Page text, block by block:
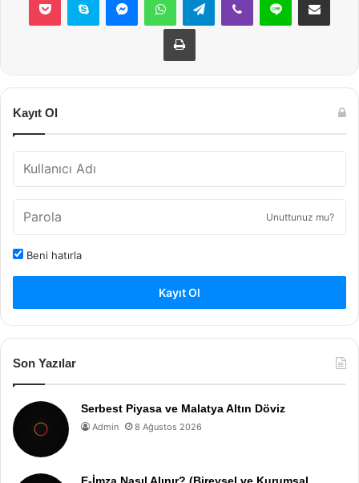
Yazdır
Kayıt Ol
Unuttunuz mu?
Beni hatırla
Kayıt Ol
Son Yazılar
Serbest Piyasa ve Malatya Altın Döviz
Admin 8 Ağustos 2026